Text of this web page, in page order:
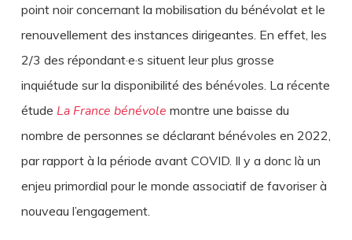
point noir concernant la mobilisation du bénévolat et le
renouvellement des instances dirigeantes. En effet, les
2/3 des répondant·e·s situent leur plus grosse
inquiétude sur la disponibilité des bénévoles. La récente
étude La France bénévole montre une baisse du
nombre de personnes se déclarant bénévoles en 2022,
par rapport à la période avant COVID. Il y a donc là un
enjeu primordial pour le monde associatif de favoriser à
nouveau l’engagement.